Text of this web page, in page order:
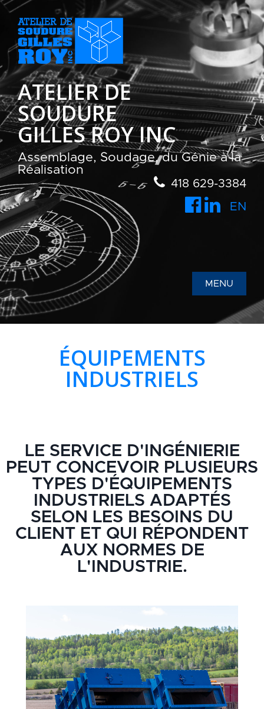
ATELIER DE
SOUDURE
GILLES ROY INC
Assemblage, Soudage, du Génie à la
Réalisation
418 629-3384
EN
MENU
ÉQUIPEMENTS
INDUSTRIELS
LE SERVICE D'INGÉNIERIE
PEUT CONCEVOIR PLUSIEURS
TYPES D'ÉQUIPEMENTS
INDUSTRIELS ADAPTÉS
SELON LES BESOINS DU
CLIENT ET QUI RÉPONDENT
AUX NORMES DE
L'INDUSTRIE.